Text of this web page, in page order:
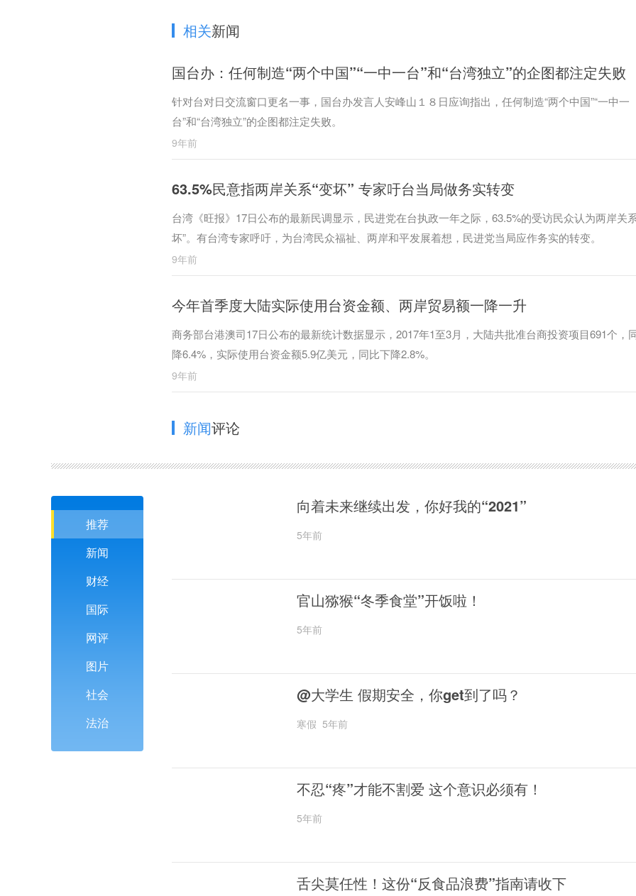
相关新闻
国台办：任何制造“两个中国”“一中一台”和“台湾独立”的企图都注定失败
针对台对日交流窗口更名一事，国台办发言人安峰山１８日应询指出，任何制造“两个中国”“一中一
台”和“台湾独立”的企图都注定失败。
9年前
63.5%民意指两岸关系“变坏” 专家吁台当局做务实转变
台湾《旺报》17日公布的最新民调显示，民进党在台执政一年之际，63.5%的受访民众认为两岸关
坏”。有台湾专家呼吁，为台湾民众福祉、两岸和平发展着想，民进党当局应作务实的转变。
9年前
今年首季度大陆实际使用台资金额、两岸贸易额一降一升
商务部台港澳司17日公布的最新统计数据显示，2017年1至3月，大陆共批准台商投资项目691个，
降6.4%，实际使用台资金额5.9亿美元，同比下降2.8%。
9年前
新闻评论
推荐
新闻
财经
国际
网评
图片
社会
法治
向着未来继续出发，你好我的“2021”
5年前
官山猕猴“冬季食堂”开饭啦！
5年前
@大学生 假期安全，你get到了吗？
寒假 5年前
不忍“疼”才能不割爱 这个意识必须有！
5年前
舌尖莫任性！这份“反食品浪费”指南请收下